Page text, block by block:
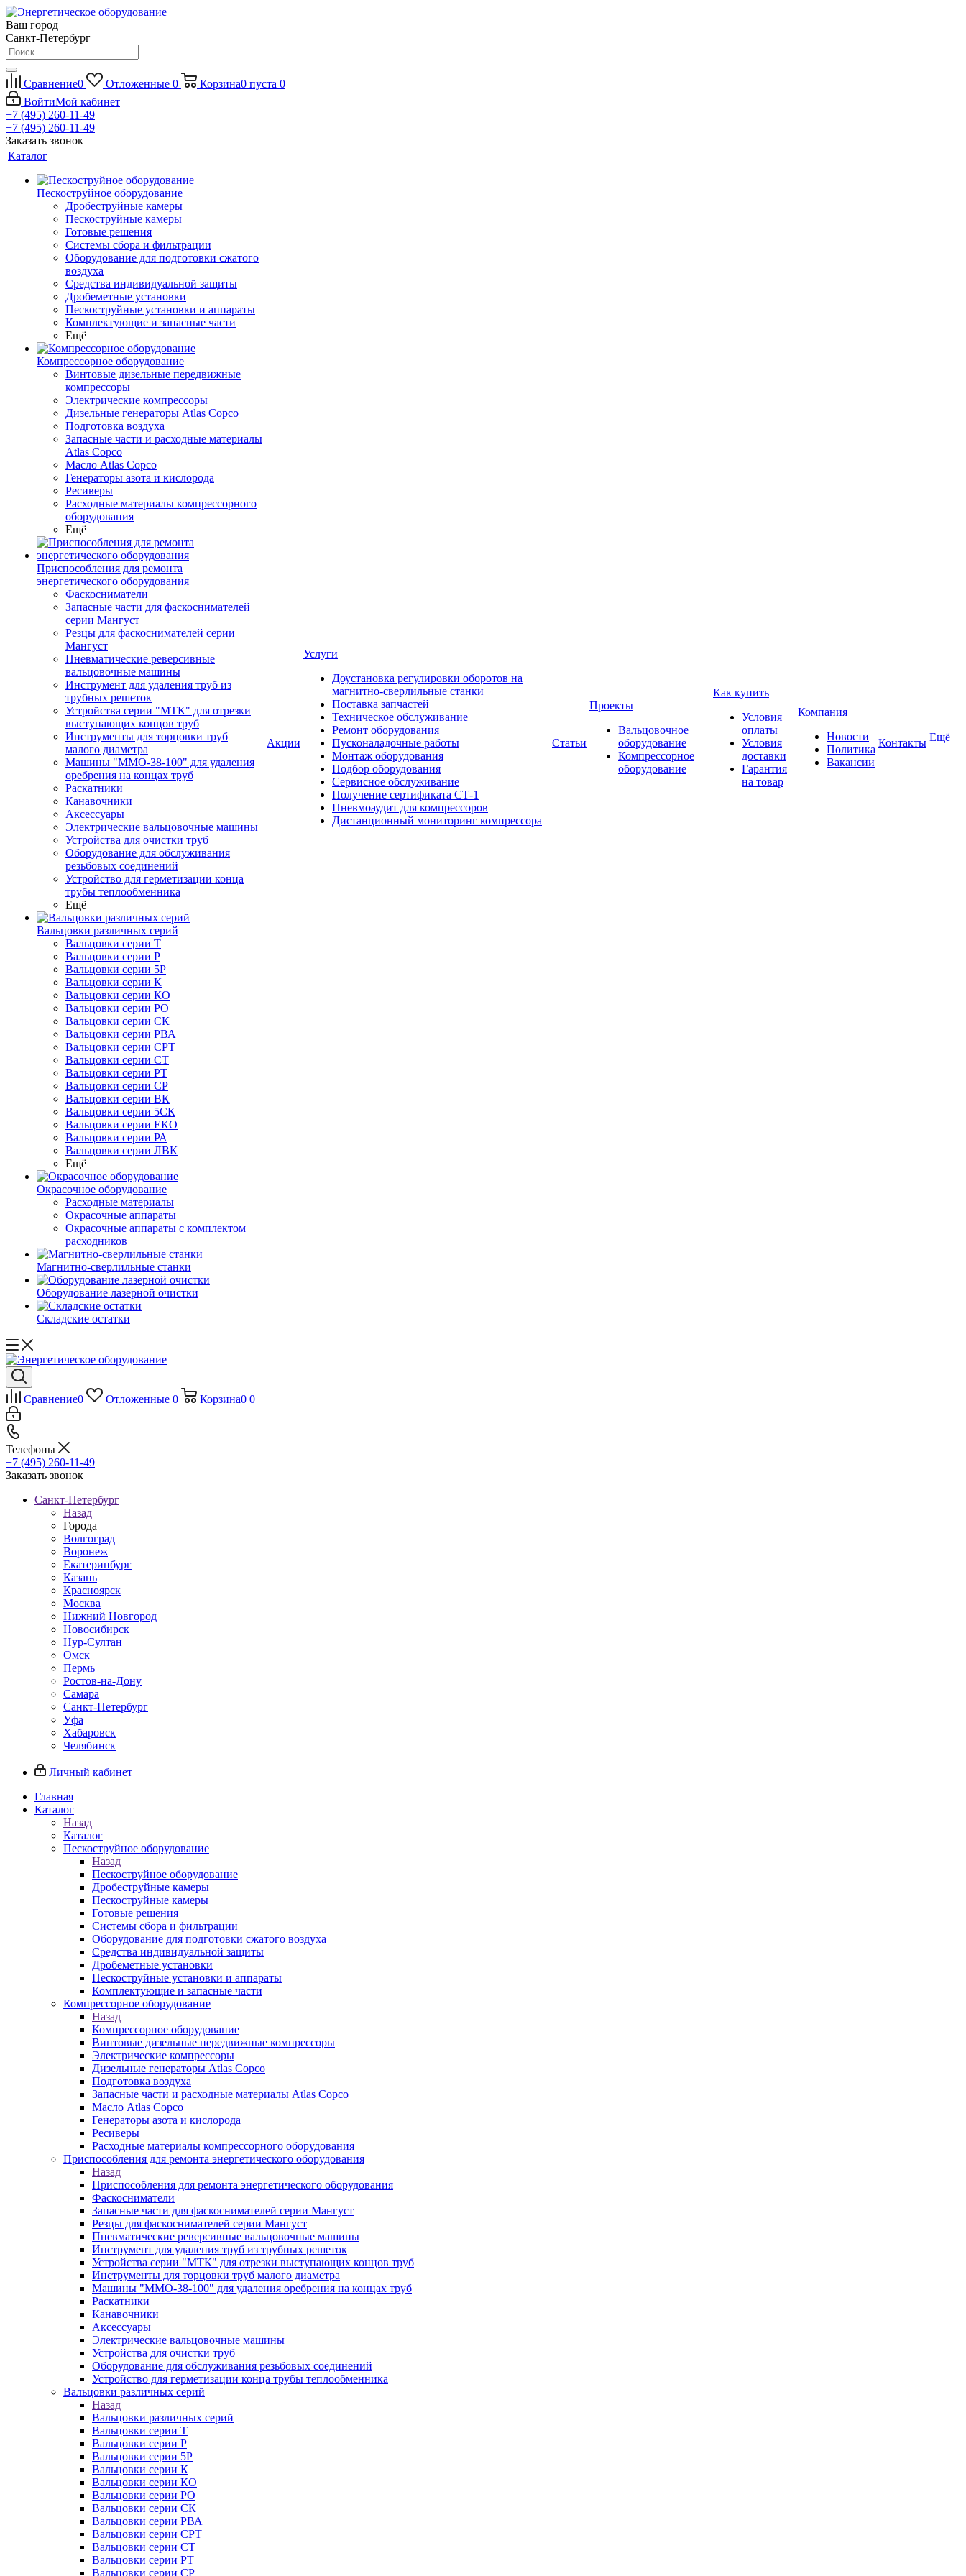
Ваш город
Санкт-Петербург
Сравнение0 Отложенные 0 Корзина0 пуста 0
ВойтиМой кабинет
+7 (495) 260-11-49
+7 (495) 260-11-49
Заказать звонок
Каталог
Пескоструйное оборудование
Дробеструйные камеры
Пескоструйные камеры
Готовые решения
Системы сбора и фильтрации
Оборудование для подготовки сжатого
воздуха
Средства индивидуальной защиты
Дробеметные установки
Пескоструйные установки и аппараты
Комплектующие и запасные части
Ещё
Компрессорное оборудование
Винтовые дизельные передвижные
компрессоры
Электрические компрессоры
Дизельные генераторы Atlas Copco
Подготовка воздуха
Запасные части и расходные материалы
Atlas Copco
Масло Atlas Copco
Генераторы азота и кислорода
Ресиверы
Расходные материалы компрессорного
оборудования
Ещё
Приспособления для ремонта
энергетического оборудования
Фаскосниматели
Запасные части для фаскоснимателей
серии Мангуст
Резцы для фаскоснимателей серии
Мангуст
Пневматические реверсивные
вальцовочные машины
Инструмент для удаления труб из
трубных решеток
Устройства серии "МТК" для отрезки
выступающих концов труб
Инструменты для торцовки труб
малого диаметра
Машины "ММО-38-100" для удаления
оребрения на концах труб
Раскатники
Канавочники
Аксессуары
Электрические вальцовочные машины
Устройства для очистки труб
Оборудование для обслуживания
резьбовых соединений
Устройство для герметизации конца
трубы теплообменника
Ещё
Вальцовки различных серий
Вальцовки серии Т
Вальцовки серии Р
Вальцовки серии 5Р
Вальцовки серии К
Вальцовки серии КО
Вальцовки серии РО
Вальцовки серии СК
Вальцовки серии РВА
Вальцовки серии СРТ
Вальцовки серии СТ
Вальцовки серии РТ
Вальцовки серии СР
Вальцовки серии ВК
Вальцовки серии 5СК
Вальцовки серии ЕКО
Вальцовки серии РА
Вальцовки серии ЛВК
Ещё
Окрасочное оборудование
Расходные материалы
Окрасочные аппараты
Окрасочные аппараты с комплектом
расходников
Магнитно-сверлильные станки
Оборудование лазерной очистки
Складские остатки
Акции
Услуги
Доустановка регулировки оборотов на
магнитно-сверлильные станки
Поставка запчастей
Техническое обслуживание
Ремонт оборудования
Пусконаладочные работы
Монтаж оборудования
Подбор оборудования
Сервисное обслуживание
Получение сертификата СТ-1
Пневмоаудит для компрессоров
Дистанционный мониторинг компрессора
Статьи
Проекты
Вальцовочное
оборудование
Компрессорное
оборудование
Как купить
Условия
оплаты
Условия
доставки
Гарантия
на товар
Компания
Новости
Политика
Вакансии
Контакты Ещё
Сравнение0 Отложенные 0 Корзина0 0
Телефоны
+7 (495) 260-11-49
Заказать звонок
Санкт-Петербург
Назад
Города
Волгоград
Воронеж
Екатеринбург
Казань
Красноярск
Москва
Нижний Новгород
Новосибирск
Нур-Султан
Омск
Пермь
Ростов-на-Дону
Самара
Санкт-Петербург
Уфа
Хабаровск
Челябинск
Личный кабинет
Главная
Каталог
Назад
Каталог
Пескоструйное оборудование
Назад
Пескоструйное оборудование
Дробеструйные камеры
Пескоструйные камеры
Готовые решения
Системы сбора и фильтрации
Оборудование для подготовки сжатого воздуха
Средства индивидуальной защиты
Дробеметные установки
Пескоструйные установки и аппараты
Комплектующие и запасные части
Компрессорное оборудование
Назад
Компрессорное оборудование
Винтовые дизельные передвижные компрессоры
Электрические компрессоры
Дизельные генераторы Atlas Copco
Подготовка воздуха
Запасные части и расходные материалы Atlas Copco
Масло Atlas Copco
Генераторы азота и кислорода
Ресиверы
Расходные материалы компрессорного оборудования
Приспособления для ремонта энергетического оборудования
Назад
Приспособления для ремонта энергетического оборудования
Фаскосниматели
Запасные части для фаскоснимателей серии Мангуст
Резцы для фаскоснимателей серии Мангуст
Пневматические реверсивные вальцовочные машины
Инструмент для удаления труб из трубных решеток
Устройства серии "МТК" для отрезки выступающих концов труб
Инструменты для торцовки труб малого диаметра
Машины "ММО-38-100" для удаления оребрения на концах труб
Раскатники
Канавочники
Аксессуары
Электрические вальцовочные машины
Устройства для очистки труб
Оборудование для обслуживания резьбовых соединений
Устройство для герметизации конца трубы теплообменника
Вальцовки различных серий
Назад
Вальцовки различных серий
Вальцовки серии Т
Вальцовки серии Р
Вальцовки серии 5Р
Вальцовки серии К
Вальцовки серии КО
Вальцовки серии РО
Вальцовки серии СК
Вальцовки серии РВА
Вальцовки серии СРТ
Вальцовки серии СТ
Вальцовки серии РТ
Вальцовки серии СР